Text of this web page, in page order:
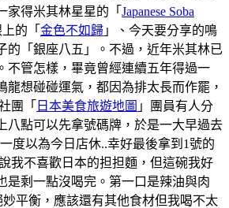
家得米其林星星的「 Japanese Soba
的「 金色不如歸 」、今天要分享的鳴
的「銀座八五」。不過，近年米其林已
不管怎樣，畢竟曾經連續五年得過一
龍想碰碰運氣，都因為排太長而作罷，
團「 日本美食旅遊地圖 」團員有人分
八點可以先拿號碼牌，於是一大早過去
度以為今日店休..幸好最後拿到1號的
我不喜歡日本的担担麵，但這碗我好
是剩一點沒喝完。第一口是辣油與肉
平衡，應該還有其他食材但我喝不太